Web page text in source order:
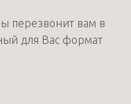
перезвонит вам в
для Вас формат